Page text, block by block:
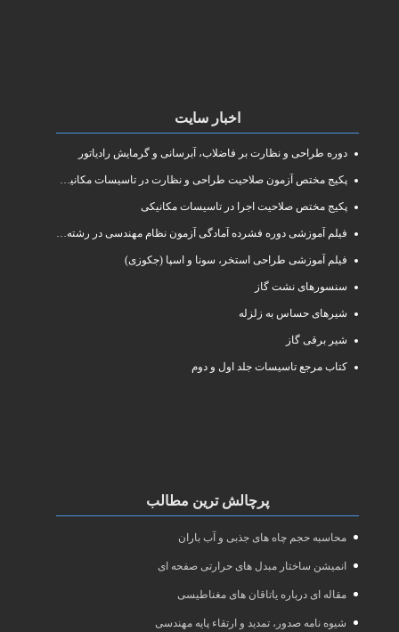
اخبار سایت
دوره طراحی و نظارت بر فاضلاب، آبرسانی و گرمایش رادیاتور
پکیج مختص آزمون صلاحیت طراحی و نظارت در تاسیسات مکانیکی
پکیج مختص صلاحیت اجرا در تاسیسات مکانیکی
فیلم آموزشی دوره فشرده آمادگی آزمون نظام مهندسی در رشته طراحی و نظارت تاسیسات مکانیکی ساختمان
فیلم آموزشی طراحی استخر، سونا و اسپا (جکوزی)
سنسورهای نشت گاز
شیرهای حساس به زلزله
شیر برقی گاز
کتاب مرجع تاسیسات جلد اول و دوم
پرچالش ترین مطالب
محاسبه حجم چاه های جذبی و آب باران
انمیشن ساختار مبدل های حرارتی صفحه ای
مقاله ای درباره یاتاقان های مغناطیسی
شیوه نامه صدور، تمدید و ارتقاء پایه مهندسی